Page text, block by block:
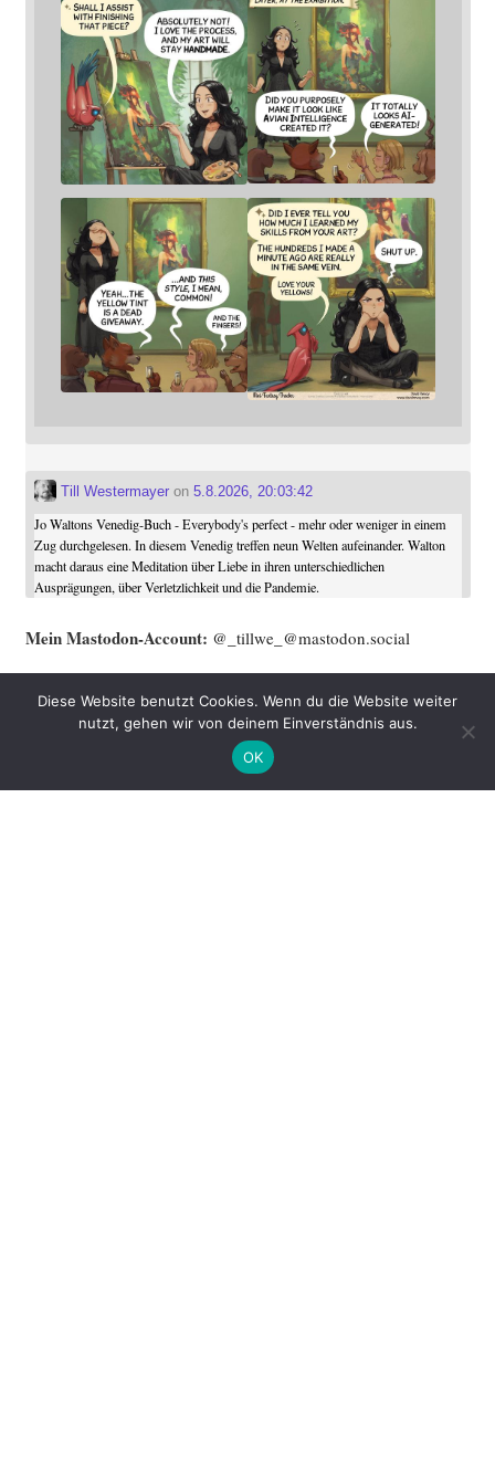
Till Westermayeron 5.8.2026, 20:03:42
Jo Waltons Venedig-Buch - Everybody's perfect - mehr oder weniger in einem
Zug durchgelesen. In diesem Venedig treffen neun Welten aufeinander. Walton
macht daraus eine Meditation über Liebe in ihren unterschiedlichen
Ausprägungen, über Verletzlichkeit und die Pandemie.
Mein Mast­o­don-Account: @_tillwe_@mastodon.social
Benach­rich­ti­gung per Mail oder das gute alteRSS.
Diese Website benutzt Cookies. Wenn du die Website weiter
nutzt, gehen wir von deinem Einverständnis aus.
OK